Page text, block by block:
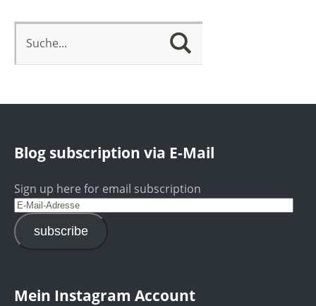
Blog subscription via E-Mail
Sign up here for email subscription
subscribe
Mein Instagram Account